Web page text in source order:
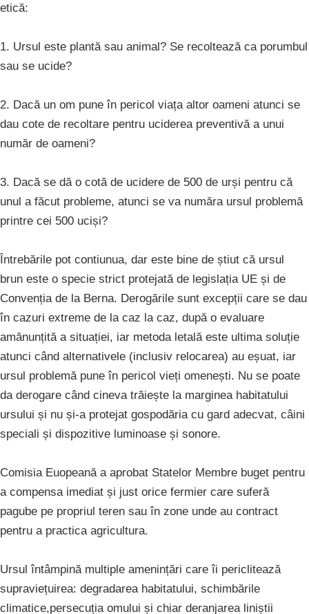
etică:
1. Ursul este plantă sau animal? Se recoltează ca porumbul
sau se ucide?
2. Dacă un om pune în pericol viața altor oameni atunci se
dau cote de recoltare pentru uciderea preventivă a unui
număr de oameni?
3. Dacă se dă o cotă de ucidere de 500 de urși pentru că
unul a făcut probleme, atunci se va număra ursul problemă
printre cei 500 uciși?
Întrebările pot contiunua, dar este bine de știut că ursul
brun este o specie strict protejată de legislația UE și de
Convenția de la Berna. Derogările sunt excepții care se dau
în cazuri extreme de la caz la caz, după o evaluare
amănunțită a situației, iar metoda letală este ultima soluție
atunci când alternativele (inclusiv relocarea) au eșuat, iar
ursul problemă pune în pericol vieți omenești. Nu se poate
da derogare când cineva trăiește la marginea habitatului
ursului și nu și-a protejat gospodăria cu gard adecvat, câini
speciali și dispozitive luminoase și sonore.
Comisia Euopeană a aprobat Statelor Membre buget pentru
a compensa imediat și just orice fermier care suferă
pagube pe propriul teren sau în zone unde au contract
pentru a practica agricultura.
Ursul întâmpină multiple amenințări care îi periclitează
supraviețuirea: degradarea habitatului, schimbările
climatice,persecuția omului și chiar deranjarea liniștii